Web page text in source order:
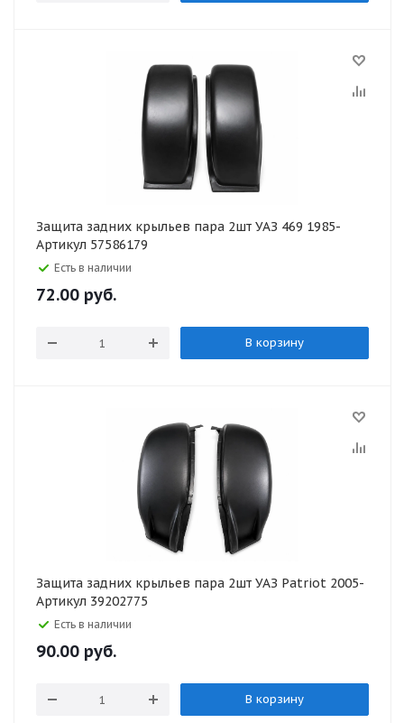
Защита задних крыльев пара 2шт УАЗ 469 1985-
Артикул 57586179
Есть в наличии
72.00 руб.
В корзину
Защита задних крыльев пара 2шт УАЗ Patriot 2005-
Артикул 39202775
Есть в наличии
90.00 руб.
В корзину